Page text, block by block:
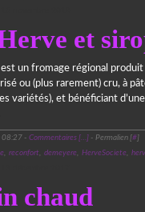
et
un fromage régional produit
ou (plus rarement) cru, à
variétés), et bénéficiant
08:27 - Commentaires […]- Permalien [#]
, reconfort, demeyere, HerveSociete,
chaud